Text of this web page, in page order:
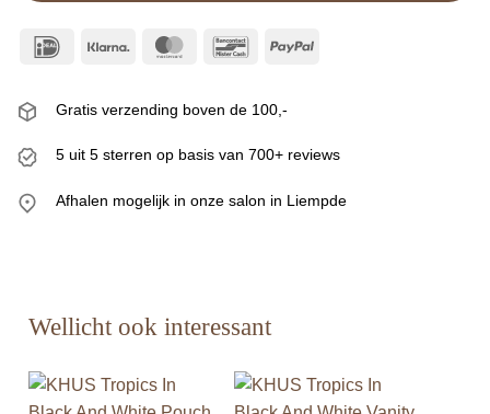
IDeal Klarna MasterCardBancontactPayPal
Gratis verzending boven de 100,-
5 uit 5 sterren op basis van 700+ reviews
Afhalen mogelijk in onze salon in Liempde
Wellicht ook interessant